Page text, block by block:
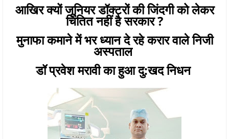
आखिर क्यों जूनियर डॉक्टरों की जिंदगी को लेकर
चिंतित नहीं है सरकार ?
मुनाफा कमाने में भर ध्यान दे रहे करार वाले निजी
अस्पताल
डॉ प्रवेश मरावी का हुआ दु:खद निधन